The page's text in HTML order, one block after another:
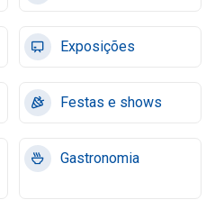
Exposições
Festas e shows
Gastronomia